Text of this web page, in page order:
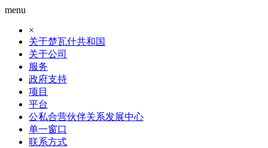
menu
×
关于楚瓦什共和国
关于公司
服务
政府支持
项目
平台
公私合营伙伴关系发展中心
单一窗口
联系方式